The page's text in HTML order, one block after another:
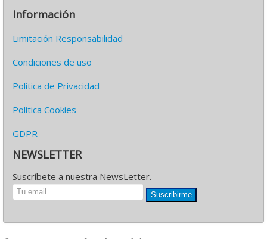
Información
Limitación Responsabilidad
Condiciones de uso
Política de Privacidad
Política Cookies
GDPR
NEWSLETTER
Suscríbete a nuestra NewsLetter.
Suscribirme